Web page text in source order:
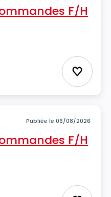
F/H
Ajouter
Publiée le 06/08/2026
F/H